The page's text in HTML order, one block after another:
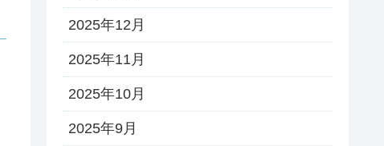
2025年12月
2025年11月
2025年10月
2025年9月